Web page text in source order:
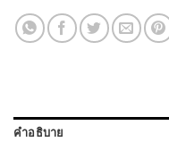
คำอธิบาย